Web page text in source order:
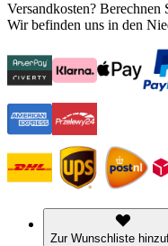
Versandkosten? Berechnen
Wir befinden uns in den
Zur Wunschliste